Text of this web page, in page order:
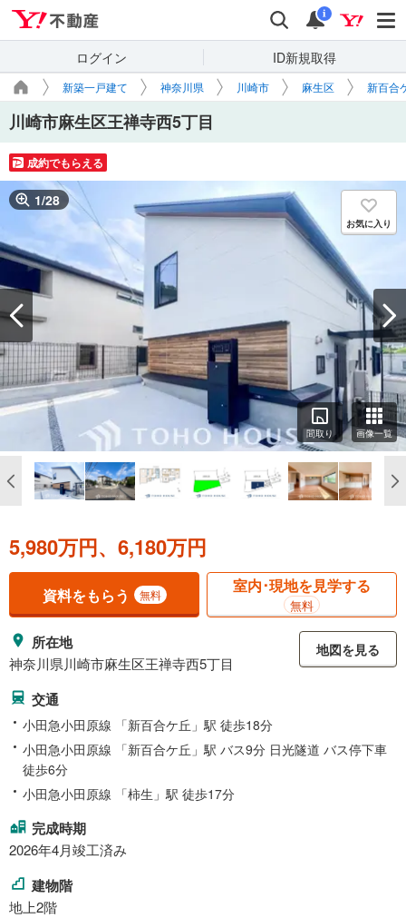
検索 通知
i
ログイン ID新規取得
新築一戸建て 神奈川県 川崎市 麻生区 新百合
川崎市麻生区王禅寺西5丁目
成約でもらえる
1/28
お気に入り
間取り 画像一覧
5,980万円、6,180万円
資料をもらう 無料 室内･現地を見学する
無料
所在地
神奈川県川崎市麻生区王禅寺西5丁目
地図を見る
交通
小田急小田原線 「新百合ケ丘」駅 徒歩18分
小田急小田原線 「新百合ケ丘」駅 バス9分 日光隧道 バス停下車
徒歩6分
小田急小田原線 「柿生」駅 徒歩17分
完成時期
2026年4月竣工済み
建物階
地上2階